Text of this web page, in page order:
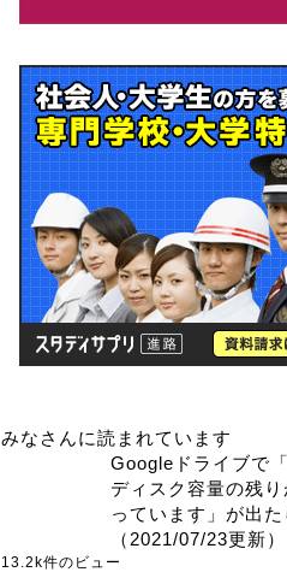
みなさんに読まれています
Googleドライブで
ディスク容量の残
っています」が出た
（2021/07/23更新）
13.2k件のビュー